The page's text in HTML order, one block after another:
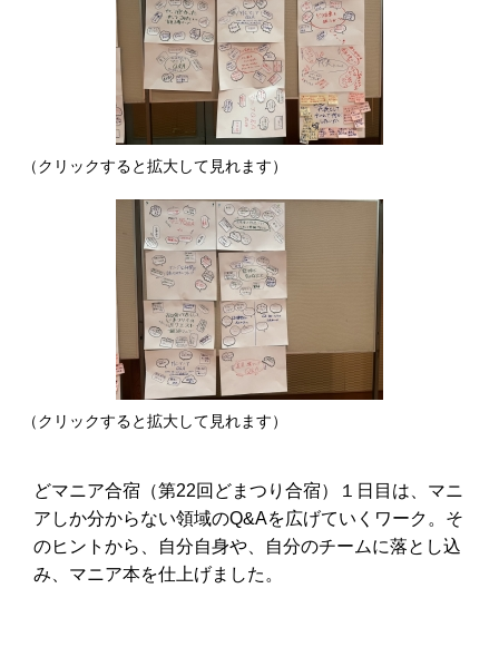
（クリックすると拡大して見れます）
（クリックすると拡大して見れます）
どマニア合宿（第22回どまつり合宿）１日目は、マニ
アしか分からない領域のQ&Aを広げていくワーク。そ
のヒントから、自分自身や、自分のチームに落とし込
み、マニア本を仕上げました。